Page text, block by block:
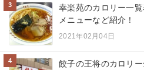
3
幸楽苑のカロリー一
メニューなど紹介！
2021年02月04日
4
餃子の王将のカロリ